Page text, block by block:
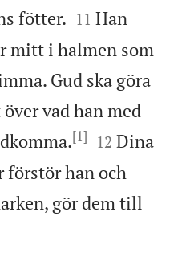
fötter. 

11 Han
mitt i halmen som
Gud ska göra
vad han med
[1] 

12 Dina
förstör han och
gör dem till